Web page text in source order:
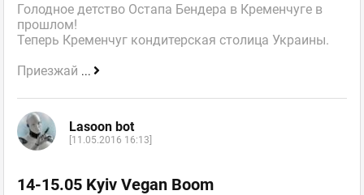
Голодное детство Остапа Бендера в Кременчуге в
прошлом!
Теперь Кременчуг кондитерская столица Украины.
Приезжай ...
Lasoon bot
[11.05.2016 16:13]
14-15.05 Kyiv Vegan Boom